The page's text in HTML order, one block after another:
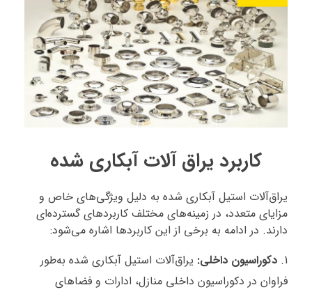
کاربرد یراق آلات آبکاری شده
یراق‌آلات استیل آبکاری شده به دلیل ویژگی‌های خاص و
مزایای متعدد، در زمینه‌های مختلف کاربردهای گسترده‌ای
دارند. در ادامه به برخی از این کاربردها اشاره می‌شود:
دکوراسیون داخلی: یراق‌آلات استیل آبکاری شده به‌طور
فراوان در دکوراسیون داخلی منازل، ادارات و فضاهای